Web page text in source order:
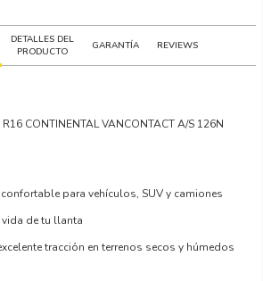
DETALLES DEL
PRODUCTO
GARANTÍA REVIEWS
CONTINENTAL VANCONTACT A/S 126N
para vehículos, SUV y camiones
de tu llanta
tracción en terrenos secos y húmedos